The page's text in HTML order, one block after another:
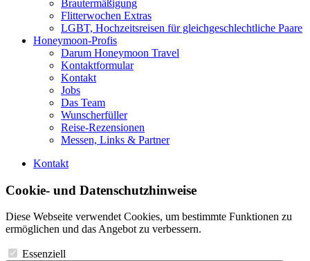
Brautermäßigung
Flitterwochen Extras
LGBT, Hochzeitsreisen für gleichgeschlechtliche Paare
Honeymoon-Profis
Darum Honeymoon Travel
Kontaktformular
Kontakt
Jobs
Das Team
Wunscherfüller
Reise-Rezensionen
Messen, Links & Partner
Kontakt
Cookie- und Datenschutzhinweise
Diese Webseite verwendet Cookies, um bestimmte Funktionen zu
ermöglichen und das Angebot zu verbessern.
Essenziell